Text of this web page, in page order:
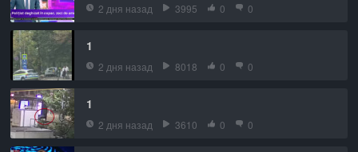
2 дня назад 3995 0 0
1
2 дня назад 8018 0 0
1
2 дня назад 3610 0 0